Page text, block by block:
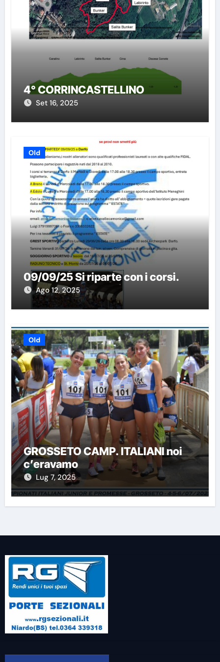
4° CORRINCASTELLINO
Set 16, 2025
Old
09/09/25 Si riparte con i corsi.
Ago 12, 2025
Old
GROSSETO CAMP. ITALIANI noi
c’eravamo
Lug 7, 2025